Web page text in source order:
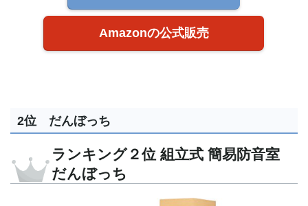
Amazonの公式販売
2位 だんぼっち
ランキング２位 組立式 簡易防音室
だんぼっち